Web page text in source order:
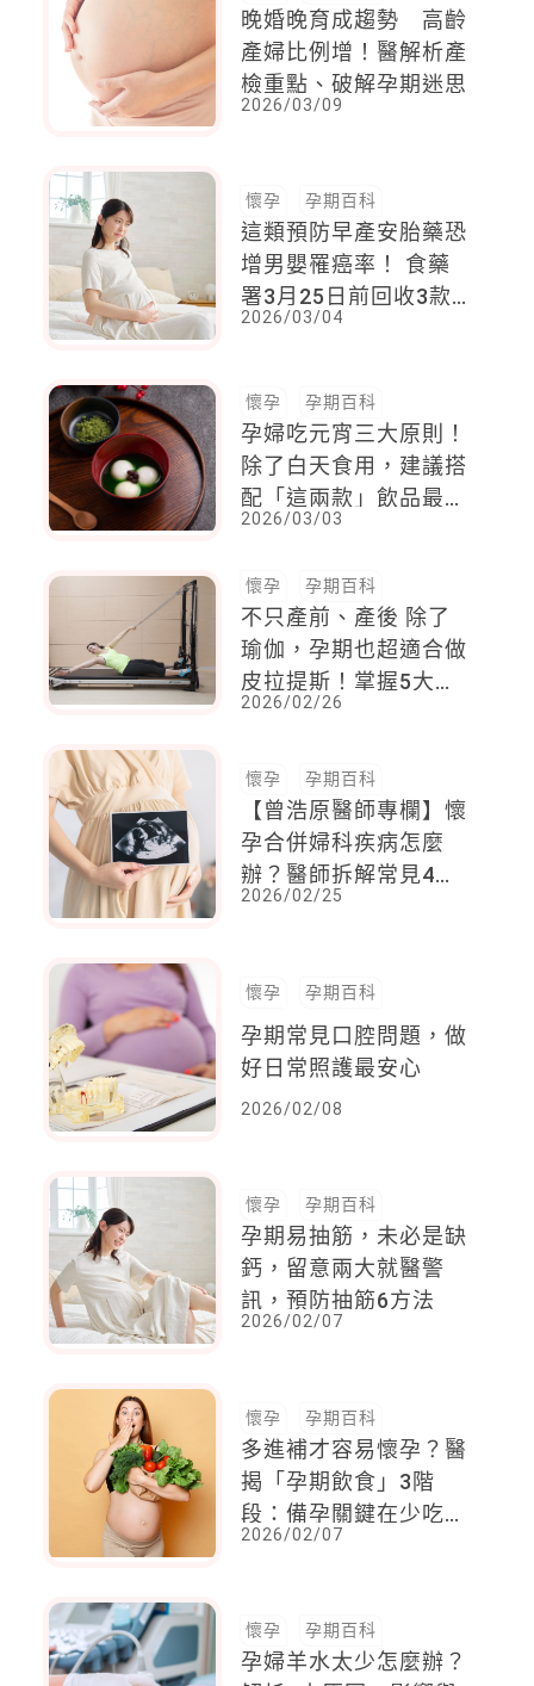
晚婚晚育成趨勢 高齡
產婦比例增！醫解析產
檢重點、破解孕期迷思
2026/03/09
懷孕 孕期百科
這類預防早產安胎藥恐
增男嬰罹癌率！ 食藥
署3月25日前回收3款
藥物
2026/03/04
懷孕 孕期百科
孕婦吃元宵三大原則！
除了白天食用，建議搭
配「這兩款」飲品最適
當，同場加碼DIY消積
2026/03/03
懷孕 孕期百科
不只產前、產後 除了
瑜伽，孕期也超適合做
皮拉提斯！掌握5大要
點，兼具鍛鍊與安全
2026/02/26
懷孕 孕期百科
【曾浩原醫師專欄】懷
孕合併婦科疾病怎麼
辦？醫師拆解常見4問
題不驚慌
2026/02/25
懷孕 孕期百科
孕期常見口腔問題，做
好日常照護最安心
2026/02/08
懷孕 孕期百科
孕期易抽筋，未必是缺
鈣，留意兩大就醫警
訊，預防抽筋6方法
2026/02/07
懷孕 孕期百科
多進補才容易懷孕？醫
揭「孕期飲食」3階
段：備孕關鍵在少吃
「1物」
2026/02/07
懷孕 孕期百科
孕婦羊水太少怎麼辦？